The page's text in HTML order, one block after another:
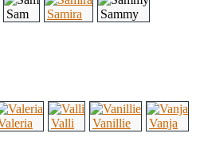
Sam Samira Sammy
Valli Vanillie Vanja